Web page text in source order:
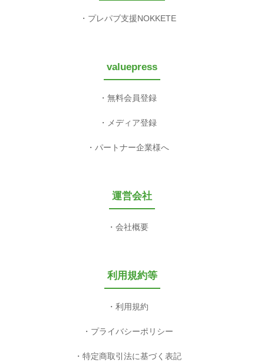
プレパブ支援NOKKETE
valuepress
無料会員登録
メディア登録
パートナー企業様へ
運営会社
会社概要
利用規約等
利用規約
プライバシーポリシー
特定商取引法に基づく表記